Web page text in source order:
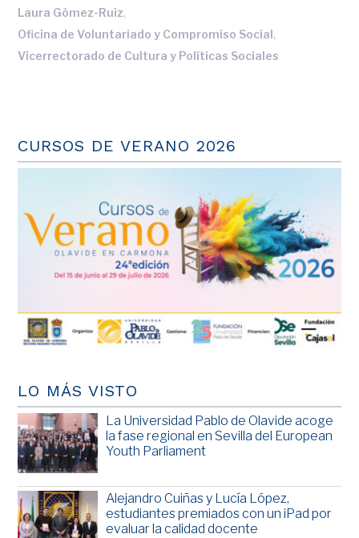
Laura Gómez-Ruiz,
Oficina de Voluntariado y Compromiso Social,
Vicerrectorado de Cultura y Políticas Sociales
CURSOS DE VERANO 2026
LO MÁS VISTO
La Universidad Pablo de Olavide acoge
la fase regional en Sevilla del European
Youth Parliament
Alejandro Cuiñas y Lucía López,
estudiantes premiados con un iPad por
evaluar la calidad docente